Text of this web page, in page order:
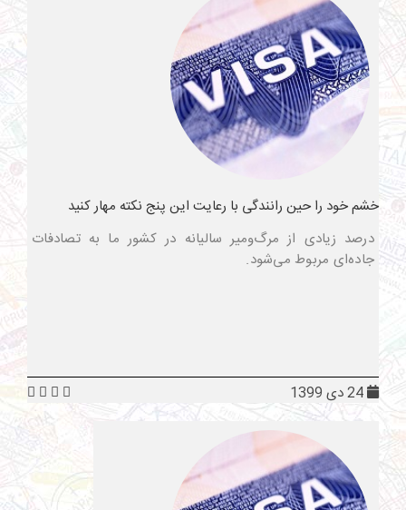
خشم خود را حین رانندگی با رعایت این پنج نکته مهار کنید
درصد زیادی از مرگ‌ومیر سالیانه در کشور ما به تصادفات
جاده‌ای مربوط می‌شود.